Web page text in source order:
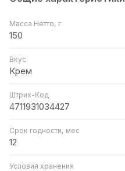
Масса Нетто, г
150
Вкус
Крем
Штрих-Код
4711931034427
Срок годности, мес
12
Условия хранения